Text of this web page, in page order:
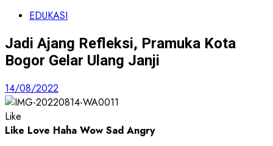
EDUKASI
Jadi Ajang Refleksi, Pramuka Kota
Bogor Gelar Ulang Janji
14/08/2022
Like
Like Love Haha Wow Sad Angry